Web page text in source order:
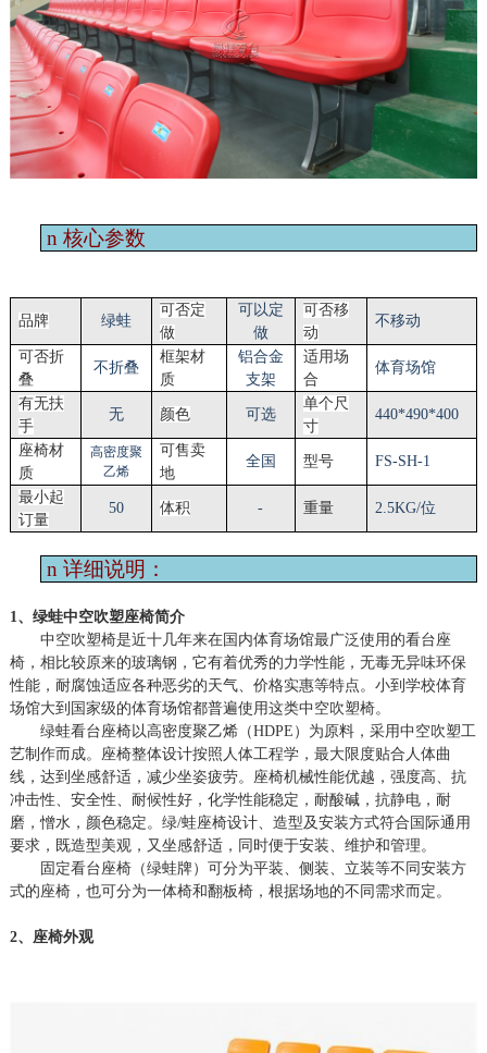
n 核心参数
品牌 绿蛙
可否定
做
可以定
做
可否移
动
不移动
可否折
叠
不折叠
框架材
质
铝合金
支架
适用场
合
体育场馆
有无扶
手
无 颜色 可选
单个尺
寸
440*490*400
座椅材
质
高密度聚
乙烯
可售卖
地
全国 型号 FS-SH-1
最小起
订量
50 体积 - 重量 2.5KG/位
n 详细说明：
1、绿蛙中空吹塑座椅简介
中空吹塑椅是近十几年来在国内体育场馆最广泛使用的看台座
椅，相比较原来的玻璃钢，它有着优秀的力学性能，无毒无异味环保
性能，耐腐蚀适应各种恶劣的天气、价格实惠等特点。小到学校体育
场馆大到国家级的体育场馆都普遍使用这类中空吹塑椅。
绿蛙看台座椅以高密度聚乙烯（HDPE）为原料，采用中空吹塑工
艺制作而成。座椅整体设计按照人体工程学，最大限度贴合人体曲
线，达到坐感舒适，减少坐姿疲劳。座椅机械性能优越，强度高、抗
冲击性、安全性、耐候性好，化学性能稳定，耐酸碱，抗静电，耐
磨，憎水，颜色稳定。绿/蛙座椅设计、造型及安装方式符合国际通用
要求，既造型美观，又坐感舒适，同时便于安装、维护和管理。
固定看台座椅（绿蛙牌）可分为平装、侧装、立装等不同安装方
式的座椅，也可分为一体椅和翻板椅，根据场地的不同需求而定。
2、座椅外观